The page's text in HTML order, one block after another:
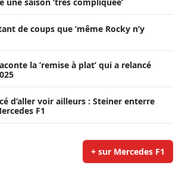
de coups que ’même Rocky n’y
la ’remise à plat’ qui a relancé
d’aller voir ailleurs : Steiner enterre
F1
+ sur Mercedes F1